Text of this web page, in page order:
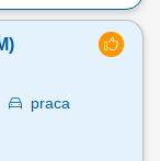
praca